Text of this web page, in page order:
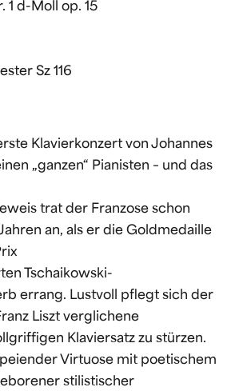
1 d-Moll op. 15
Sz 116
Klavierkonzert von Johannes
„ganzen“ Pianisten – und das
trat der Franzose schon
an, als er die Goldmedaille
Tschaikowski-
errang. Lustvoll pflegt sich der
Liszt verglichene
Klaviersatz zu stürzen.
Virtuose mit poetischem
stilistischer